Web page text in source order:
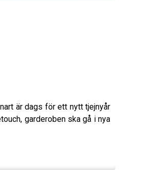
är dags för ett nytt tjejnyår
garderoben ska gå i nya